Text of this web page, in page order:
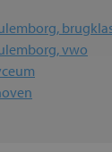
vwo